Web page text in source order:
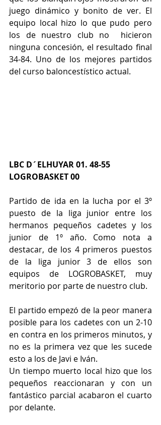
juego dinámico y bonito de ver. El
equipo local hizo lo que pudo pero
los de nuestro club no  hicieron
ninguna concesión, el resultado final
34-84. Uno de los mejores partidos
del curso baloncestístico actual.
LBC D´ELHUYAR 01. 48-55
LOGROBASKET 00
Partido de ida en la lucha por el 3º
puesto de la liga junior entre los
hermanos pequeños cadetes y los
junior de 1º año. Como nota a
destacar, de los 4 primeros puestos
de la liga junior 3 de ellos son
equipos de LOGROBASKET, muy
meritorio por parte de nuestro club.
El partido empezó de la peor manera
posible para los cadetes con un 2-10
en contra en los primeros minutos, y
no es la primera vez que les sucede
esto a los de Javi e Iván.
Un tiempo muerto local hizo que los
pequeños reaccionaran y con un
fantástico parcial acabaron el cuarto
por delante.